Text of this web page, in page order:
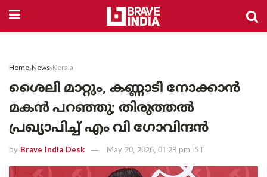
Home News Kerala
ശൈലി മാറ്റും, കണ്ണാടി നോക്കാൻ
മകൻ പറഞ്ഞു; തിരുത്തൽ
പ്രഖ്യാപിച്ച് എം വി ഗോവിന്ദൻ
by Brave India Desk May 20, 2026, 01:23 pm IST